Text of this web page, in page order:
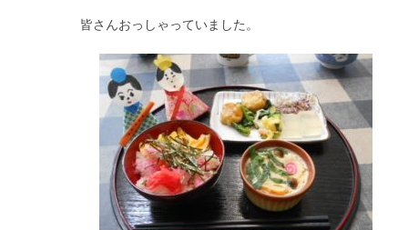
皆さんおっしゃっていました。